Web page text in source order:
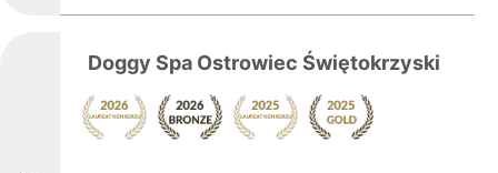
Doggy Spa Ostrowiec Świętokrzyski